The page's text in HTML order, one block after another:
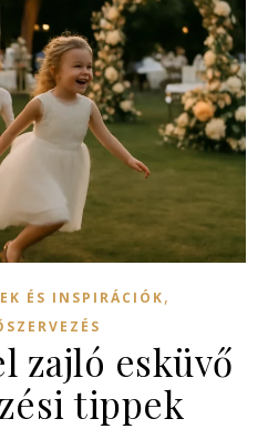
ÉS INSPIRÁCIÓK,
zajló esküvő
tippek